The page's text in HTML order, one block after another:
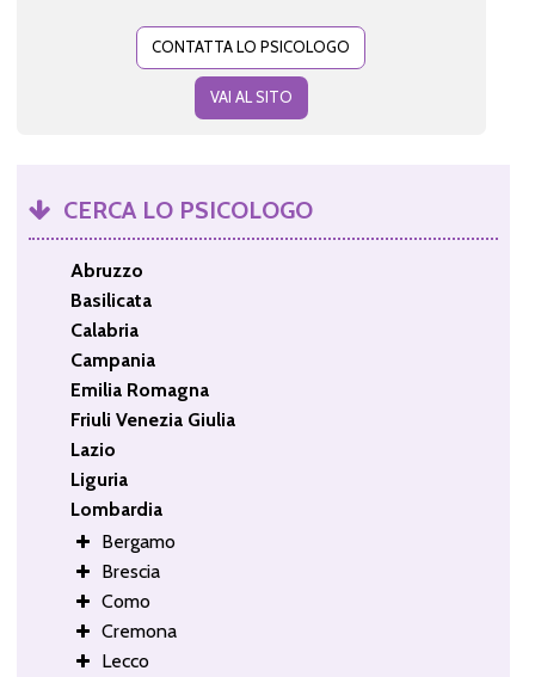
CONTATTA LO PSICOLOGO
VAI AL SITO
CERCA LO PSICOLOGO
Abruzzo
Basilicata
Calabria
Campania
Emilia Romagna
Friuli Venezia Giulia
Lazio
Liguria
Lombardia
Bergamo
Brescia
Como
Cremona
Lecco